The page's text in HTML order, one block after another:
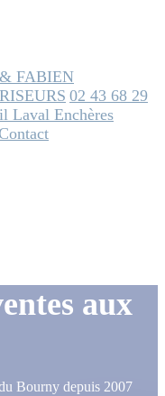
FABIEN
02 43 68 29
Laval Enchères
aux
Bourny depuis 2007